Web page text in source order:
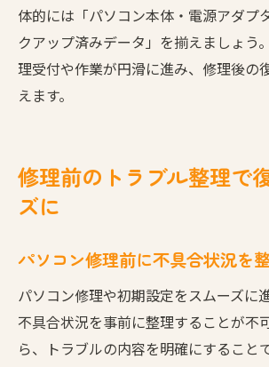
体的には「パソコン本体・電源アダプ
クアップ済みデータ」を揃えましょう
理受付や作業が円滑に進み、修理後の
えます。
修理前のトラブル整理で
ズに
パソコン修理前に不具合状況を
パソコン修理や初期設定をスムーズに
不具合状況を事前に整理することが不
ら、トラブルの内容を明確にすること